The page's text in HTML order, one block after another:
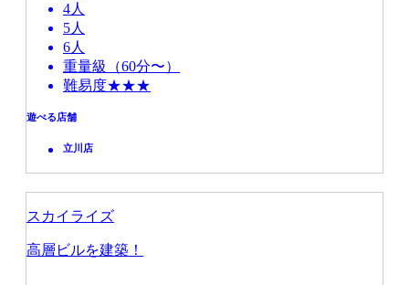
4人
5人
6人
重量級（60分〜）
難易度★★★
遊べる店舗
立川店
スカイライズ
高層ビルを建築！